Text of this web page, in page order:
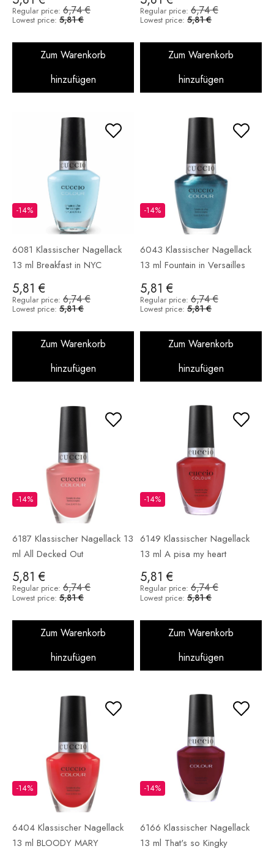
Regular price: 6,74 €
Lowest price: 5,81 €
Zum Warenkorb
hinzufügen
Regular price: 6,74 €
Lowest price: 5,81 €
Zum Warenkorb
hinzufügen
6081 Klassischer Nagellack
13 ml Breakfast in NYC
5,81 €
-14%
Regular price: 6,74 €
Lowest price: 5,81 €
Zum Warenkorb
hinzufügen
6043 Klassischer Nagellack
13 ml Fountain in Versailles
5,81 €
-14%
Regular price: 6,74 €
Lowest price: 5,81 €
Zum Warenkorb
hinzufügen
6187 Klassischer Nagellack 13
ml All Decked Out
5,81 €
-14%
Regular price: 6,74 €
Lowest price: 5,81 €
Zum Warenkorb
hinzufügen
6149 Klassischer Nagellack
13 ml A pisa my heart
5,81 €
-14%
Regular price: 6,74 €
Lowest price: 5,81 €
Zum Warenkorb
hinzufügen
6404 Klassischer Nagellack
13 ml BLOODY MARY
-14%
6166 Klassischer Nagellack
13 ml That's so Kingky
-14%